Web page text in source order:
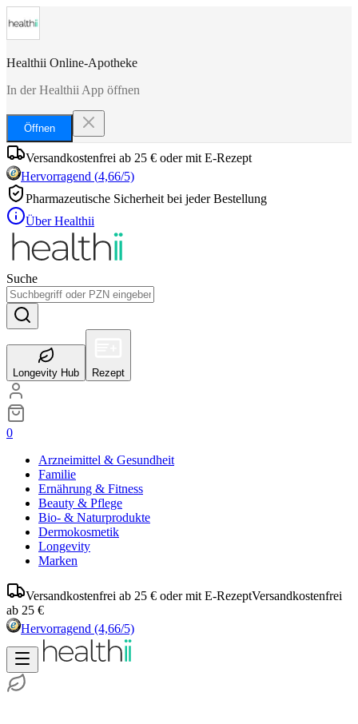
Healthii Online-Apotheke
In der Healthii App öffnen
Öffnen
Versandkostenfrei ab 25 € oder mit E-Rezept
Hervorragend (4,66/5)
Pharmazeutische Sicherheit bei jeder Bestellung
Über Healthii
Suche
Longevity Hub Rezept
0
Arzneimittel & Gesundheit
Familie
Ernährung & Fitness
Beauty & Pflege
Bio- & Naturprodukte
Dermokosmetik
Longevity
Marken
Versandkostenfrei ab 25 € oder mit E-RezeptVersandkostenfrei
ab 25 €
Hervorragend (4,66/5)